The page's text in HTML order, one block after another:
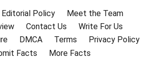
Editorial Policy
Meet the Team
Contact Us
Write For Us
DMCA Terms
Privacy Policy
Facts
More Facts